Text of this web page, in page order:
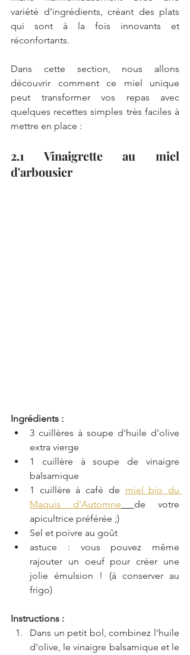
variété d'ingrédients, créant des plats
qui sont à la fois innovants et
réconfortants.
Dans cette section, nous allons
découvrir comment ce miel unique
peut transformer vos repas avec
quelques recettes simples très faciles à
mettre en place :
2.1 Vinaigrette au miel
d'arbousier
Ingrédients :
3 cuillères à soupe d'huile d'olive
extra vierge
1 cuillère à soupe de vinaigre
balsamique
1 cuillère à café de miel bio du
Maquis d'Automne
de votre
apicultrice préférée ;)
Sel et poivre au goût
astuce : vous pouvez même
rajouter un oeuf pour créer une
jolie émulsion ! (à conserver au
frigo)
Instructions :
Dans un petit bol, combinez l'huile
d'olive, le vinaigre balsamique et le